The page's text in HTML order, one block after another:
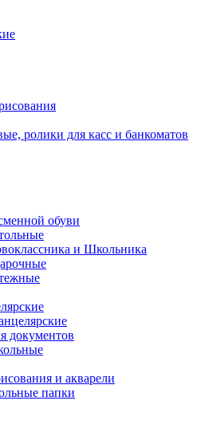
ролики для касс и банкоматов
обуви
и Школьника
документов
и акварели
папки